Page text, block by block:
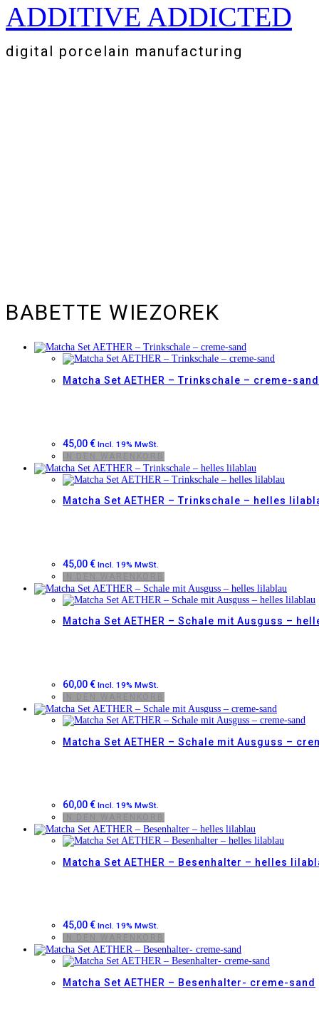
Zum
Inhalt
springen
ADDITIVE ADDICTED
digital porcelain manufacturing
BABETTE WIEZOREK
Matcha Set AETHER – Trinkschale – creme-sand
45,00€ Incl. 19% MwSt.
Matcha Set AETHER – Trinkschale – helles
45,00€ Incl. 19% MwSt.
Matcha Set AETHER – Schale mit Ausguss –
60,00€ Incl. 19% MwSt.
Matcha Set AETHER – Schale mit Ausguss –
60,00€ Incl. 19% MwSt.
Matcha Set AETHER – Besenhalter – helles
45,00€ Incl. 19% MwSt.
Matcha Set AETHER – Besenhalter- creme-sand